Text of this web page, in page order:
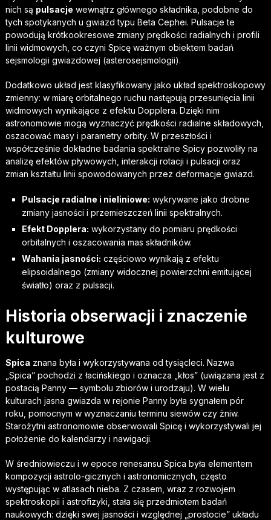
nich są pulsacje wewnątrz głównego składnika, podobne do
tych spotykanych u gwiazd typu Beta Cephei. Pulsacje te
powodują krótkookresowe zmiany prędkości radialnych i profili
linii widmowych, co czyni Spicę ważnym obiektem badań
sejsmologii gwiazdowej (asterosejsmologii).
Dodatkowo układ jest klasyfikowany jako układ spektroskopowy
zmienny: w miarę orbitalnego ruchu następują przesunięcia linii
widmowych wynikające z efektu Dopplera. Dzięki nim
astronomowie mogą wyznaczyć prędkości radialne składowych,
oszacować masy i parametry orbity. W przeszłości i
współcześnie dokładne badania spektralne Spicy pozwoliły na
analizę efektów pływowych, interakcji rotacji i pulsacji oraz
zmian kształtu linii spowodowanych przez deformacje gwiazd.
Pulsacje radialne i nieliniowe: wykrywane jako drobne
zmiany jasności i przemieszczeń linii spektralnych.
Efekt Dopplera: wykorzystany do pomiaru prędkości
orbitalnych i oszacowania mas składników.
Wahania jasności: częściowo wynikają z efektu
elipsoidalnego (zmiany widocznej powierzchni emitującej
światło) oraz z pulsacji.
Historia obserwacji i znaczenie
kulturowe
Spica znana była i wykorzystywana od tysiącleci. Nazwa
„Spica” pochodzi z łacińskiego i oznacza „kłos” (uwiązana jest z
postacią Panny — symbolu zbiorów i urodzaju). W wielu
kulturach jasna gwiazda w rejonie Panny była sygnałem pór
roku, pomocnym w wyznaczaniu terminu siewów czy żniw.
Starożytni astronomowie obserwowali Spicę i wykorzystywali jej
położenie do kalendarzy i nawigacji.
W średniowieczu i w epoce renesansu Spica była elementem
kompozycji astrolo-gicznych i astronomicznych, często
występując w atlasach nieba. Z czasem, wraz z rozwojem
spektroskopii i astrofizyki, stała się przedmiotem badań
naukowych: dzięki swej jasności i względnej „prostocie” układu